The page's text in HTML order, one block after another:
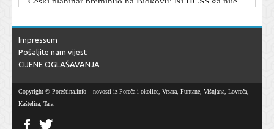
mogao spasiti
Ključni minerali ruše rekorde: Cijena samo jednog
porasla je za 622 posto
Zendaya i Tom Holland konačno proslavili svoje
vjenčanje: Okupili najbliže na privatnom slavlju u
Engleskoj
Impressum
Pošaljite nam vijest
CIJENE OGLAŠAVANJA
Copyright © Poreština.info – novosti iz Poreča i okolice, Vrsara, Funtane, Višnjana, Lovreča,
Kaštelira, Tara.